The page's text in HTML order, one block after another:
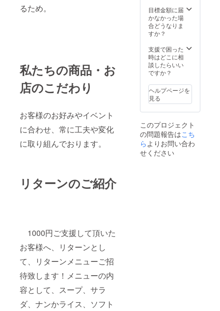
るため。
私たちの商品・お
店のこだわり
お客様のお好みやイベント
に合わせ、常に工夫や変化
に取り組んでおります。
リターンのご紹介
1000円ご支援して頂いた
お客様へ、リターンとし
て、リターンメニューご招
待致します！メニューの内
容として、スープ、サラ
ダ、ナンかライス、ソフト
で、是
非、ご
支援、
いま
せ！！
！（※チ
ケット
で、ご
来店の
際にご
支援者
名前を
支援者
リスト
にサイ
店でお
使いく
ださい
ま
目標金額に届
かなかった場
合どうなりま
すか？
支援で困った
時はどこに相
談したらいい
ですか？
ヘルプページを
見る
このプロジェクト
の問題報告はこち
ら よりお問い合わ
せください